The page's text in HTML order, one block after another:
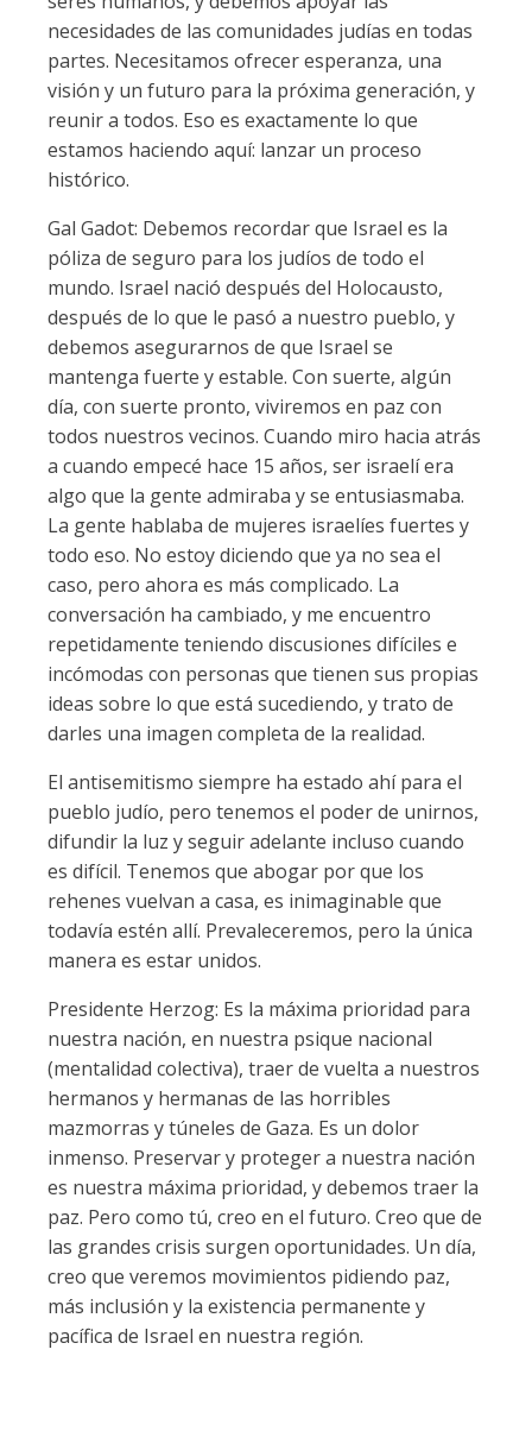
necesidades de las comunidades judías en todas
partes. Necesitamos ofrecer esperanza, una
visión y un futuro para la próxima generación, y
reunir a todos. Eso es exactamente lo que
estamos haciendo aquí: lanzar un proceso
histórico.
Gal Gadot: Debemos recordar que Israel es la
póliza de seguro para los judíos de todo el
mundo. Israel nació después del Holocausto,
después de lo que le pasó a nuestro pueblo, y
debemos asegurarnos de que Israel se
mantenga fuerte y estable. Con suerte, algún
día, con suerte pronto, viviremos en paz con
todos nuestros vecinos. Cuando miro hacia atrás
a cuando empecé hace 15 años, ser israelí era
algo que la gente admiraba y se entusiasmaba.
La gente hablaba de mujeres israelíes fuertes y
todo eso. No estoy diciendo que ya no sea el
caso, pero ahora es más complicado. La
conversación ha cambiado, y me encuentro
repetidamente teniendo discusiones difíciles e
incómodas con personas que tienen sus propias
ideas sobre lo que está sucediendo, y trato de
darles una imagen completa de la realidad.
El antisemitismo siempre ha estado ahí para el
pueblo judío, pero tenemos el poder de unirnos,
difundir la luz y seguir adelante incluso cuando
es difícil. Tenemos que abogar por que los
rehenes vuelvan a casa, es inimaginable que
todavía estén allí. Prevaleceremos, pero la única
manera es estar unidos.
Presidente Herzog: Es la máxima prioridad para
nuestra nación, en nuestra psique nacional
(mentalidad colectiva), traer de vuelta a nuestros
hermanos y hermanas de las horribles
mazmorras y túneles de Gaza. Es un dolor
inmenso. Preservar y proteger a nuestra nación
es nuestra máxima prioridad, y debemos traer la
paz. Pero como tú, creo en el futuro. Creo que de
las grandes crisis surgen oportunidades. Un día,
creo que veremos movimientos pidiendo paz,
más inclusión y la existencia permanente y
pacífica de Israel en nuestra región.